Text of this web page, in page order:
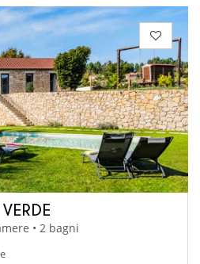
• 2 bagni